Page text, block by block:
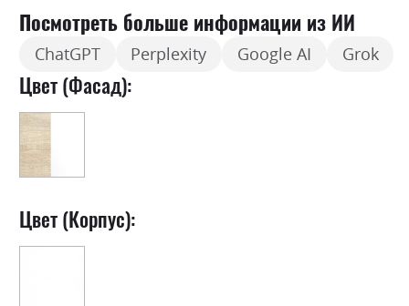
Посмотреть больше информации из ИИ
ChatGPT Perplexity Google AI Grok
Цвет (Фасад):
Цвет (Корпус):